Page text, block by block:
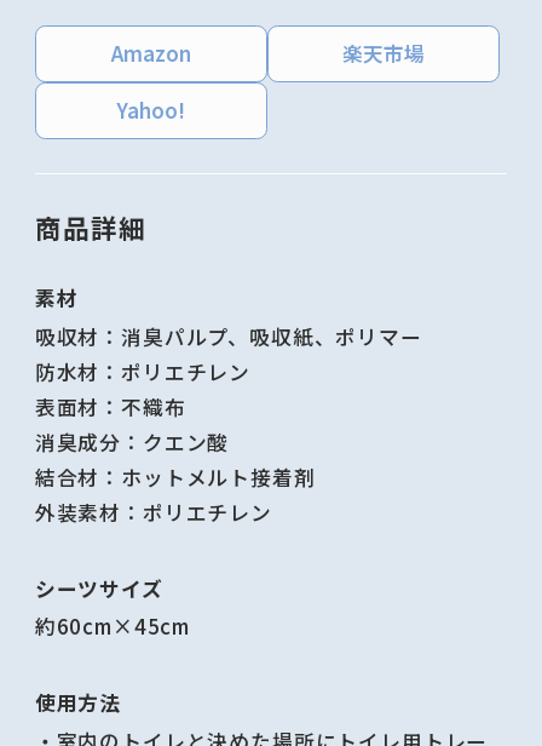
Amazon
楽天市場
Yahoo!
商品詳細
素材
吸収材：消臭パルプ、吸収紙、ポリマー
防水材：ポリエチレン
表面材：不織布
消臭成分：クエン酸
結合材：ホットメルト接着剤
外装素材：ポリエチレン
シーツサイズ
約60cm×45cm
使用方法